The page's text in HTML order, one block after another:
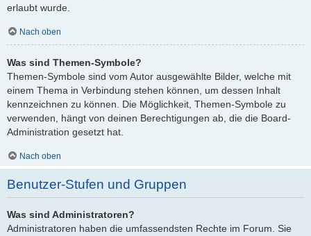
erlaubt wurde.
Nach oben
Was sind Themen-Symbole?
Themen-Symbole sind vom Autor ausgewählte Bilder, welche mit
einem Thema in Verbindung stehen können, um dessen Inhalt
kennzeichnen zu können. Die Möglichkeit, Themen-Symbole zu
verwenden, hängt von deinen Berechtigungen ab, die die Board-
Administration gesetzt hat.
Nach oben
Benutzer-Stufen und Gruppen
Was sind Administratoren?
Administratoren haben die umfassendsten Rechte im Forum. Sie